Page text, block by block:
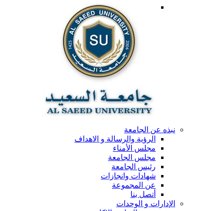
نبذه عن الجامعة
الرؤية والرسالة و الاهداف
مجلس الأمناء
مجلس الجامعة
رئيس الجامعة
شهادات وانجازات
عن المجموعة
أتصل بنا
الإدارات و الوحدات